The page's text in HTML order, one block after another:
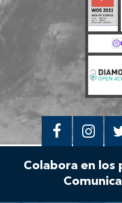
Colabora en los